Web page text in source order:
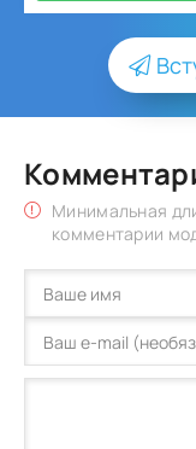
Минимальная
комментарии